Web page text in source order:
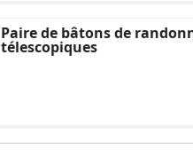
Paire de bâtons de
télescopiques